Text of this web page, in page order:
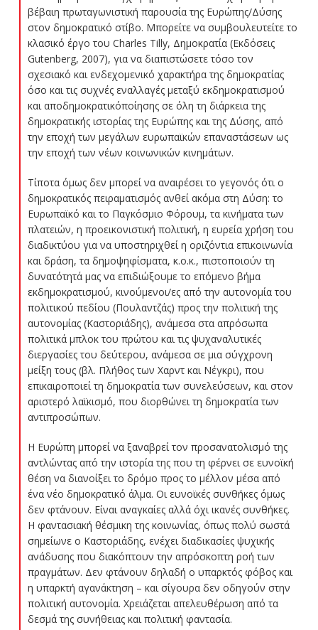
βέβαιη πρωταγωνιστική παρουσία της Ευρώπης/Δύσης
στον δημοκρατικό στίβο. Μπορείτε να συμβουλευτείτε το
κλασικό έργο του Charles Tilly, Δημοκρατία (Εκδόσεις
Gutenberg, 2007), για να διαπιστώσετε τόσο τον
σχεσιακό και ενδεχομενικό χαρακτήρα της δημοκρατίας
όσο και τις συχνές εναλλαγές μεταξύ εκδημοκρατισμού
και αποδημοκρατικόποίησης σε όλη τη διάρκεια της
δημοκρατικής ιστορίας της Ευρώπης και της Δύσης, από
την εποχή των μεγάλων ευρωπαϊκών επαναστάσεων ως
την εποχή των νέων κοινωνικών κινημάτων.
Τίποτα όμως δεν μπορεί να αναιρέσει το γεγονός ότι ο
δημοκρατικός πειραματισμός ανθεί ακόμα στη Δύση: το
Ευρωπαϊκό και το Παγκόσμιο Φόρουμ, τα κινήματα των
πλατειών, η προεικονιστική πολιτική, η ευρεία χρήση του
διαδικτύου για να υποστηριχθεί η οριζόντια επικοινωνία
και δράση, τα δημοψηφίσματα, κ.ο.κ., πιστοποιούν τη
δυνατότητά μας να επιδιώξουμε το επόμενο βήμα
εκδημοκρατισμού, κινούμενοι/ες από την αυτονομία του
πολιτικού πεδίου (Πουλαντζάς) προς την πολιτική της
αυτονομίας (Καστοριάδης), ανάμεσα στα απρόσωπα
πολιτικά μπλοκ του πρώτου και τις ψυχαναλυτικές
διεργασίες του δεύτερου, ανάμεσα σε μια σύγχρονη
μείξη τους (βλ. Πλήθος των Χαρντ και Νέγκρι), που
επικαιροποιεί τη δημοκρατία των συνελεύσεων, και στον
αριστερό λαϊκισμό, που διορθώνει τη δημοκρατία των
αντιπροσώπων.
Η Ευρώπη μπορεί να ξαναβρεί τον προσανατολισμό της
αντλώντας από την ιστορία της που τη φέρνει σε ευνοϊκή
θέση να διανοίξει το δρόμο προς το μέλλον μέσα από
ένα νέο δημοκρατικό άλμα. Οι ευνοϊκές συνθήκες όμως
δεν φτάνουν. Είναι αναγκαίες αλλά όχι ικανές συνθήκες.
Η φαντασιακή θέσμικη της κοινωνίας, όπως πολύ σωστά
σημείωνε ο Καστοριάδης, ενέχει διαδικασίες ψυχικής
ανάδυσης που διακόπτουν την απρόσκοπτη ροή των
πραγμάτων. Δεν φτάνουν δηλαδή ο υπαρκτός φόβος και
η υπαρκτή αγανάκτηση – και σίγουρα δεν οδηγούν στην
πολιτική αυτονομία. Χρειάζεται απελευθέρωση από τα
δεσμά της συνήθειας και πολιτική φαντασία.